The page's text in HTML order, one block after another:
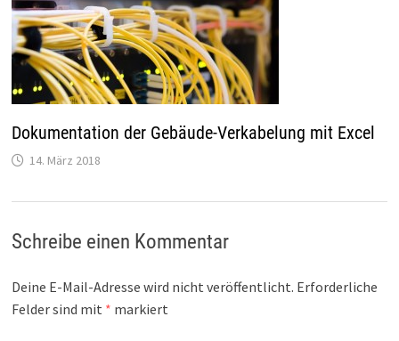
Dokumentation der Gebäude-Verkabelung mit Excel
14. März 2018
Schreibe einen Kommentar
Deine E-Mail-Adresse wird nicht veröffentlicht. Erforderliche
Felder sind mit * markiert